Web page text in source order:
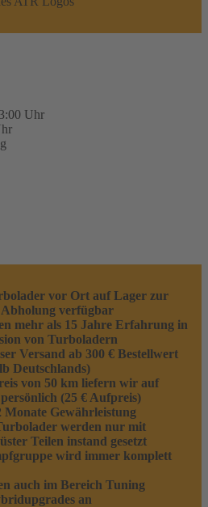
Uhr
vor Ort auf Lager zur
verfügbar
mehr als 15 Jahre Erfahrung in
von Turboladern
Versand ab 300 € Bestellwert
Deutschlands)
von 50 km liefern wir auf
(25 € Aufpreis)
Monate Gewährleistung
werden nur mit
Teilen instand gesetzt
wird immer komplett
auch im Bereich Tuning
an